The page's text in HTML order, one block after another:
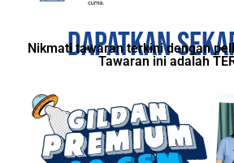
DAPATKAN
Nikmati tawaran terkini dengan
Tawaran ini adalah